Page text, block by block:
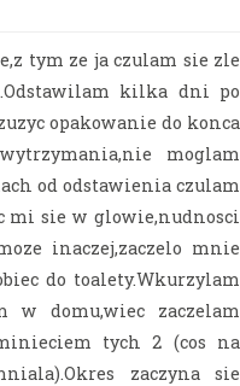
tym ze ja czulam sie zle
kilka dni po
opakowanie do konca
moglam
od odstawienia czulam
mi sie w glowie,nudnosci
inaczej,zaczelo mnie
do toalety.Wkurzylam
domu,wiec zaczelam
tych 2 (cos na
zaczyna sie